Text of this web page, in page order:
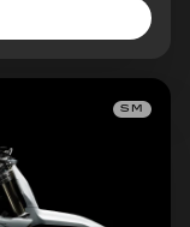
SM